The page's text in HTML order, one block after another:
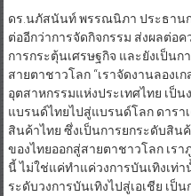
ดร.นภัสนันท์ พรรณนิภา ประธานก
ต่ออีกว่าการจัดกิจกรรม ส่งผลต่อ
การกระตุ้นเศรษฐกิจ และยังเป็น
สายตาชาวโลก “เราจัดงานลองเ
อุตสาหกรรมแห่งประเทศไทย เป็
แบรนด์ไทยไปสู่แบรนด์โลก ดารา
สินค้าไทย ซึ่งเป็นการยกระดับสิน
ของไทยออกสู่สายตาชาวโลก เร
นี้ ไม่ใช่แค่ทำแค่วงการบันเทิงเท่
ระดับวงการบันเทิงไปสู่เอเชีย เ